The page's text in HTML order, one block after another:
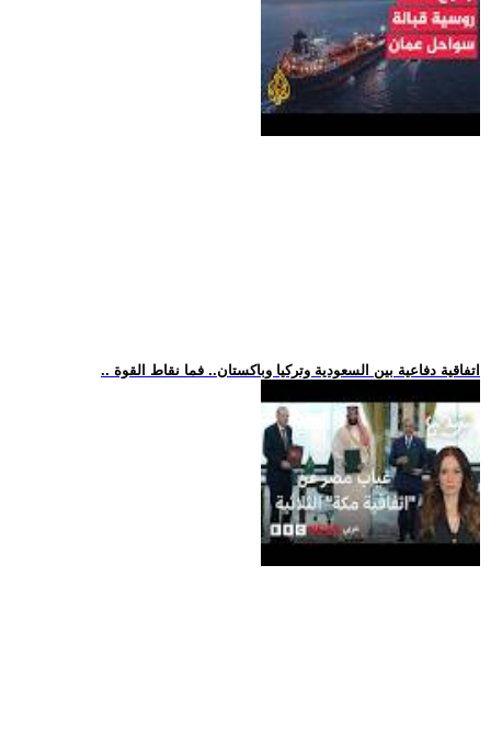
.. اتفاقية دفاعية بين السعودية وتركيا وباكستان.. فما نقاط القوة